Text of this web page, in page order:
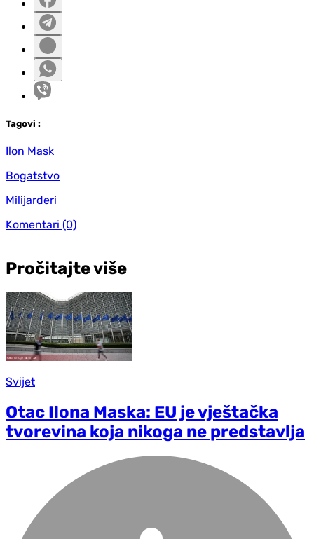
Tagovi :
Ilon Mask
Bogatstvo
Milijarderi
Komentari (0)
Pročitajte više
Svijet
Otac Ilona Maska: EU je vještačka
tvorevina koja nikoga ne predstavlja